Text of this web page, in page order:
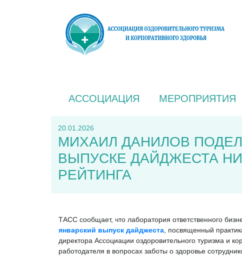
АССОЦИАЦИЯ МЕРОПРИЯТИЯ
20.01.2026
МИХАИЛ ДАНИЛОВ
ВЫПУСКЕ ДАЙДЖЕСТА
РЕЙТИНГА
ТАСС сообщает, что лаборатория ответственного
январский выпуск дайджеста , посвященный
директора Ассоциации оздоровительного туризма и
работодателя в вопросах заботы о здоровье